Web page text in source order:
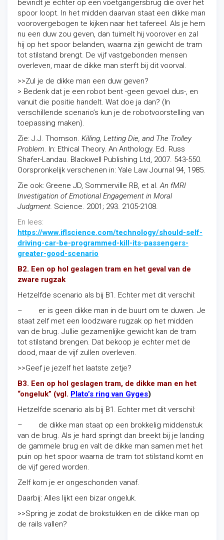
bevindt je echter op een voetgangersbrug die over het
spoor loopt. In het midden daarvan staat een dikke man
voorovergebogen te kijken naar het tafereel. Als je hem
nu een duw zou geven, dan tuimelt hij voorover en zal
hij op het spoor belanden, waarna zijn gewicht de tram
tot stilstand brengt. De vijf vastgebonden mensen
overleven, maar de dikke man sterft bij dit voorval.
>>Zul je de dikke man een duw geven?
> Bedenk dat je een robot bent -geen gevoel dus-, en
vanuit die positie handelt. Wat doe ja dan? (In
verschillende scenario’s kun je de robotvoorstelling van
toepassing maken).
Zie: J.J. Thomson. Killing, Letting Die, and The Trolley
Problem. In: Ethical Theory. An Anthology. Ed. Russ
Shafer-Landau. Blackwell Publishing Ltd, 2007. 543-550.
Oorspronkelijk verschenen in: Yale Law Journal 94, 1985.
Zie ook: Greene JD, Sommerville RB, et al.An fMRI
Investigation of Emotional Engagement in Moral
Judgment. Science. 2001; 293. 2105-2108.
En lees:
https://www.iflscience.com/technology/should-self-
driving-car-be-programmed-kill-its-passengers-
greater-good-scenario
B2. Een op hol geslagen tram en het geval van de
zware rugzak
Hetzelfde scenario als bij B1. Echter met dit verschil:
– er is geen dikke man in de buurt om te duwen. Je
staat zelf met een loodzware rugzak op het midden
van de brug. Jullie gezamenlijke gewicht kan de tram
tot stilstand brengen. Dat bekoop je echter met de
dood, maar de vijf zullen overleven.
>>Geef je jezelf het laatste zetje?
B3. Een op hol geslagen tram, de dikke man en het
“ongeluk” (vgl . Plato’s ring van Gyges)
Hetzelfde scenario als bij B1. Echter met dit verschil:
– de dikke man staat op een brokkelig middenstuk
van de brug. Als je hard springt dan breekt bij je landing
de gammele brug en valt de dikke man samen met het
puin op het spoor waarna de tram tot stilstand komt en
de vijf gered worden.
Zelf kom je er ongeschonden vanaf.
Daarbij: Alles lijkt een bizar ongeluk.
>>Spring je zodat de brokstukken en de dikke man op
de rails vallen?